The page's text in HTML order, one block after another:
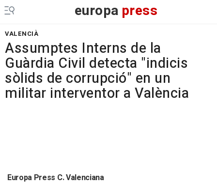
europa press
VALENCIÀ
Assumptes Interns de la
Guàrdia Civil detecta "indicis
sòlids de corrupció" en un
militar interventor a València
Europa Press C. Valenciana